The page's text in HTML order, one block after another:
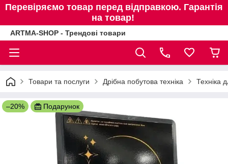
Перевіряємо товар перед відправкою. Гарантія
на товар!
ARTMA-SHOP - Трендові товари
Товари та послуги Дрібна побутова техніка Техніка
–20% Подарунок